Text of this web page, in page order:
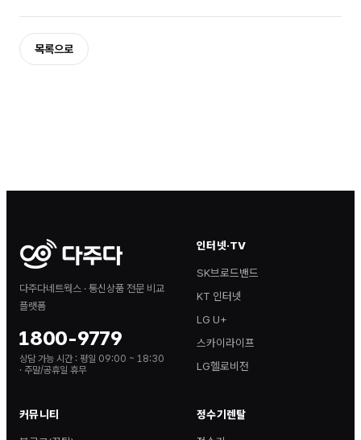
목록으로
다주다네트웍스 · 통신상품 전문 비교
플랫폼
1800-9779
상담 가능 시간 : 평일 09:00 ~ 18:30
· 주말/공휴일 휴무
인터넷·TV
SK브로드밴드
KT 인터넷
LG U+
스카이라이프
LG헬로비전
커뮤니티 정수기렌탈